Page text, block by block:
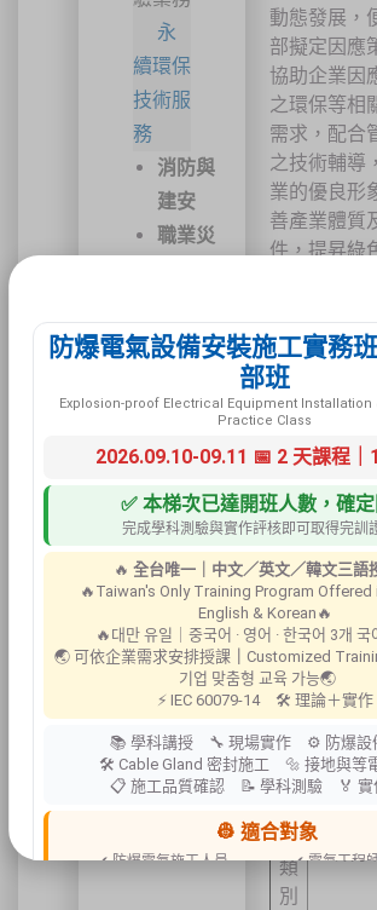
永
續環保
技術服
務
消防與
建安
職業災
機械設
安全衛
危險性
工作場
所審查
申辦簽
證
動態發展，
部擬定因應
協助企業因
之環保等相
需求，配合
之技術輔導
業的優良形
善產業體質
件，提昇綠
經濟部
錄類別
目及分
錄
類
別
SD類
防爆電氣設備安裝施工實務
部班
Explosion-proof Electrical Equipment Installation
Practice Class
2026.09.10-09.11 📅 2 天課程｜
✅ 本梯次已達開班人數，確
完成學科測驗與實作評核即可取得完訓
🔥全台唯一｜中文／英文／韓文三語
🔥Taiwan's Only Training Program Offered
English & Korean🔥
🔥대만 유일｜중국어 · 영어 · 한국어 3개 국
🌏 可依企業需求安排授課
Customized
기업 맞춤형 교육 가능🌏
⚡ IEC 60079-14 🛠 理論＋實作
📚 學科講授 🔧 現場實作 ⚙ 防爆設
🛠 Cable Gland 密封施工 🔩 接地與等
📋 施工品質確認 📝 學科測驗 🏅 實
👷 適合對象
✔ 防爆電氣施工人員
✔ 電氣工程